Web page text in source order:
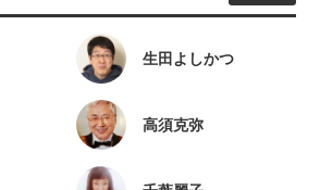
生田よしかつ
高須克弥